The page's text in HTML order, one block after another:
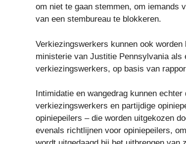
om niet te gaan stemmen, om iemands
van een stembureau te blokkeren.
Verkiezingswerkers kunnen ook
ministerie van Justitie Pennsylvania als
verkiezingswerkers, op basis van
Intimidatie en wangedrag kunnen
verkiezingswerkers en partijdige
opiniepeilers – die worden uitgekozen
evenals richtlijnen voor opiniepeilers,